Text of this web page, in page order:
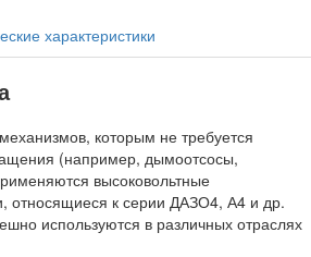
характеристики
которым не требуется
(например, дымоотсосы,
высоковольтные
относящиеся к серии ДАЗО4, А4 и др.
используются в различных отраслях